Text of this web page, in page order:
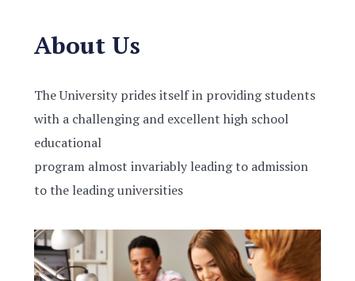
About Us
The University prides itself in providing students
with a challenging and excellent high school
educational
program almost invariably leading to admission
to the leading universities